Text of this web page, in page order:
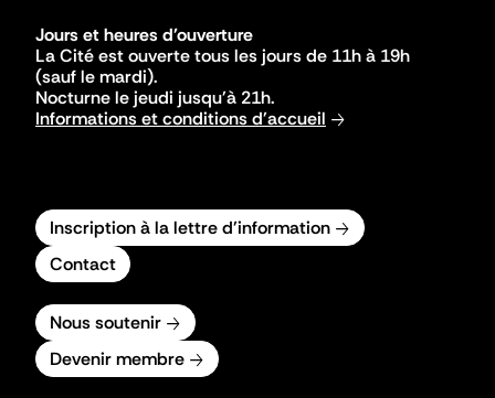
Jours et heures d'ouverture
La Cité est ouverte tous les jours de 11h à 19h
(sauf le mardi).
Nocturne le jeudi jusqu'à 21h.
Informations et conditions d'accueil
Inscription à la lettre d'information
Contact
Nous soutenir
Devenir membre